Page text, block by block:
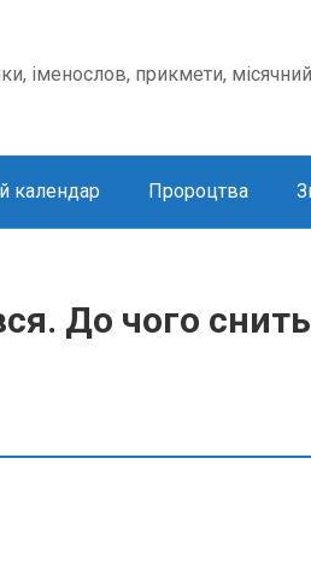
іменослов, прикмети,
календар Пророцтва
До чого